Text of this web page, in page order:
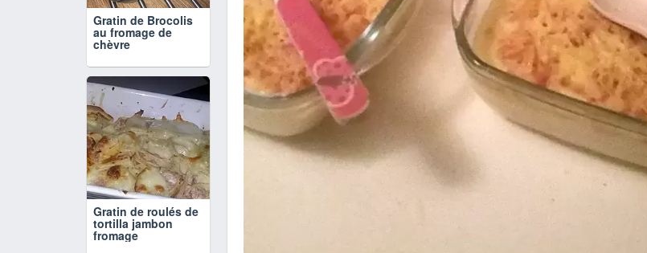
Gratin de Brocolis
au fromage de
chèvre
Gratin de roulés de
tortilla jambon
fromage